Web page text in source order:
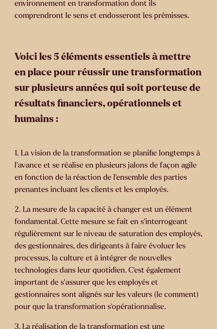
environnement en transformation dont ils
comprendront le sens et endosseront les prémisses.
Voici les 5 éléments essentiels à mettre
en place pour réussir une transformation
sur plusieurs années qui soit porteuse de
résultats financiers, opérationnels et
humains :
1. La vision de la transformation se planifie longtemps à
l’avance et se réalise en plusieurs jalons de façon agile
en fonction de la réaction de l’ensemble des parties
prenantes incluant les clients et les employés.
2. La mesure de la capacité à changer est un élément
fondamental. Cette mesure se fait en s’interrogeant
régulièrement sur le niveau de saturation des employés,
des gestionnaires, des dirigeants à faire évoluer les
processus, la culture et à intégrer de nouvelles
technologies dans leur quotidien. C’est également
important de s’assurer que les employés et
gestionnaires sont alignés sur les valeurs (le comment)
pour que la transformation s’opérationnalise.
3. La réalisation de la transformation est une